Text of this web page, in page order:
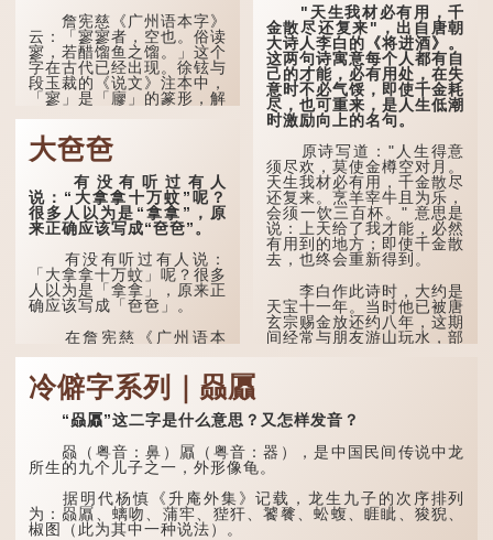
这时，...
许多人对这上半句耳熟
能详，但它其实还有下半句
——「不到黄河心不死」...
詹宪慈《广州语本字》
云：「寥寥者，空也。俗读
寥，若醋馏鱼之馏。」这个
字在古代已经出现。徐铉与
段玉裁的《说文》注本中，
「寥」是「廫」的篆形，解
事，以「寥寥安期，虚质高
清」形容空虚无所事事。
唐代《艺文类聚》引晋
孙绰《表哀诗》：「寥寥空
堂，寂寂响户」...
大夿夿
有没有听过有人
说：“大拿拿十万蚊”呢？
很多人以为是“拿拿”，原
来正确应该写成“夿夿”。
有没有听过有人说：
「大拿拿十万蚊」呢？很多
人以为是「拿拿」，原来正
确应该写成「夿夿」。
在詹宪慈《广州语本
大也。俗读夿，若拿……常
语有曰『一个银钱大夿
夿』。」
「夿」形​​容大，「一个
银钱大夿夿」，就形容金钱
数量之大了。 「大夿夿十
万蚊」，就是说十万元是一
笔大数目了。...
"天生我材必有用，千
金散尽还复来"，出自唐朝
大诗人李白的《将进酒》。
这两句诗寓意每个人都有自
己的才能，必有用处，在失
意时不必气馁，即使千金耗
尽，也可重来，是人生低潮
时激励向上的名句。
原诗写道："人生得意
须尽欢，莫使金樽空对月。
天生我材必有用，千金散尽
还复来。烹羊宰牛且为乐，
会须一饮三百杯。" 意思是
说：上天给了我才能，必然
有用到的地方；即使千金散
去，也终会重新得到。
李白作此诗时，大约是
天宝十一年。当时他已被唐
玄宗赐金放还约八年，这期
间经常与朋友游山玩水，部
冷僻字系列｜赑屭
“赑屭”这二字是什么意思？又怎样发音？
赑（粤音：鼻）屭（粤音：器），是中国民间传说中龙
所生的九个儿子之一，外形像龟。
据明代杨慎《升庵外集》记载，龙生九子的次序排列
为：赑屭、螭吻、蒲牢、狴犴、饕餮、蚣蝮、睚眦、狻猊、
椒图（此为其中一种说法）。